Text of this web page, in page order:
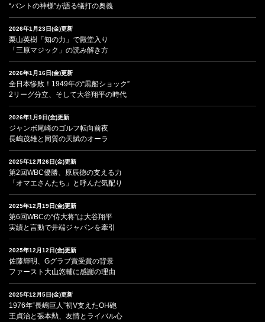
“バントの神様”が語る犠打の奥義
2026年1月23日(金)更新
栗山英樹「知の力」で殿堂入り
「三原マジック」の読み解き方
2026年1月16日(金)更新
全日本惨敗！1949年の“黒船ショック”
2リーグ分立、そして大谷翔平の時代
2026年1月9日(金)更新
ジャンボ尾崎のゴルフ転向前夜
長嶋茂雄と同質の天賦のオーラ
2025年12月26日(金)更新
第2回WBC優勝、原辰徳の支える力
「オマエさんたち」と呼んだ気配り
2025年12月19日(金)更新
第6回WBCの“侍大将”は大谷翔平
実績と言動で井端ジャパンを牽引
2025年12月12日(金)更新
佐藤輝明、Gグラブ賞受賞の背景
ファースト大山悠輔に感謝の理由
2025年12月5日(金)更新
1976年“長嶋巨人”初V支えたOH砲
王貞治と張本勲、友情とライバル心